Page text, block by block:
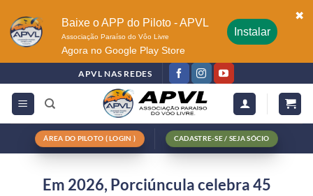
Baixe o APP do Piloto - APVL
Associação Paraíso do Vôo Livre
Agora no Google Play Store
Instalar
✖
APVL NAS REDES
ÁREA DO PILOTO ( LOGIN ) CADASTRE-SE / SEJA SÓCIO
Em 2026, Porciúncula celebra 45